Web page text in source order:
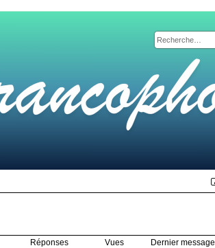
Réponses Vues Dernier message